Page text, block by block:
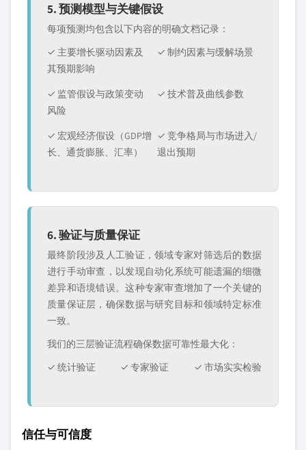
5. 预测模型与关键假设
每项预测均包含以下内容的明确文档记录：
✓ 主要增长驱动因素及
其预期影响
✓ 制约因素与缓解场景
✓ 监管假设与政策变动
风险
✓ 技术普及曲线参数
✓ 宏观经济假设（GDP增
长、通货膨胀、汇率）
✓ 竞争格局与市场进入/
退出预期
6. 验证与质量保证
最终阶段涉及人工验证，领域专家对筛选后的数据
进行手动审查，以发现自动化系统可能遗漏的细微
差异和语境错误。这种专家审查增加了一个关键的
质量保证层，确保数据与研究目标和领域特定标准
一致。
我们的三层验证流程确保数据可靠性最大化：
✓ 统计验证
✓ 专家验证 ✓ 市场实实检验
信任与可信度